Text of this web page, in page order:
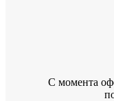
C момента